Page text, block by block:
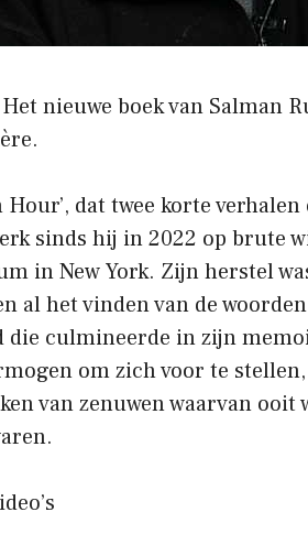
Het nieuwe boek van Salman
Hour’, dat twee korte
sinds hij in 2022 op brute
in New York. Zijn herstel
al het vinden van de
culmineerde in zijn
om zich voor te
van zenuwen waarvan